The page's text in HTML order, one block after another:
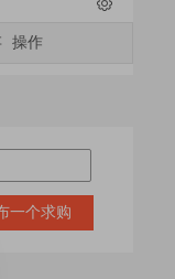
操作
一个求购